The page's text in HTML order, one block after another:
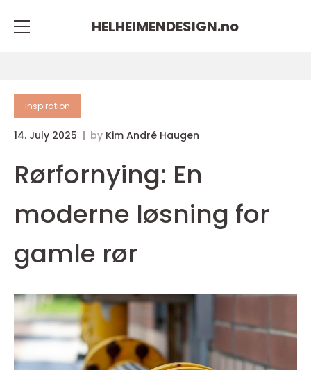
HELHEIMENDESIGN.no
inspiration
14. July 2025 by Kim André Haugen
Rørfornying: En
moderne løsning for
gamle rør